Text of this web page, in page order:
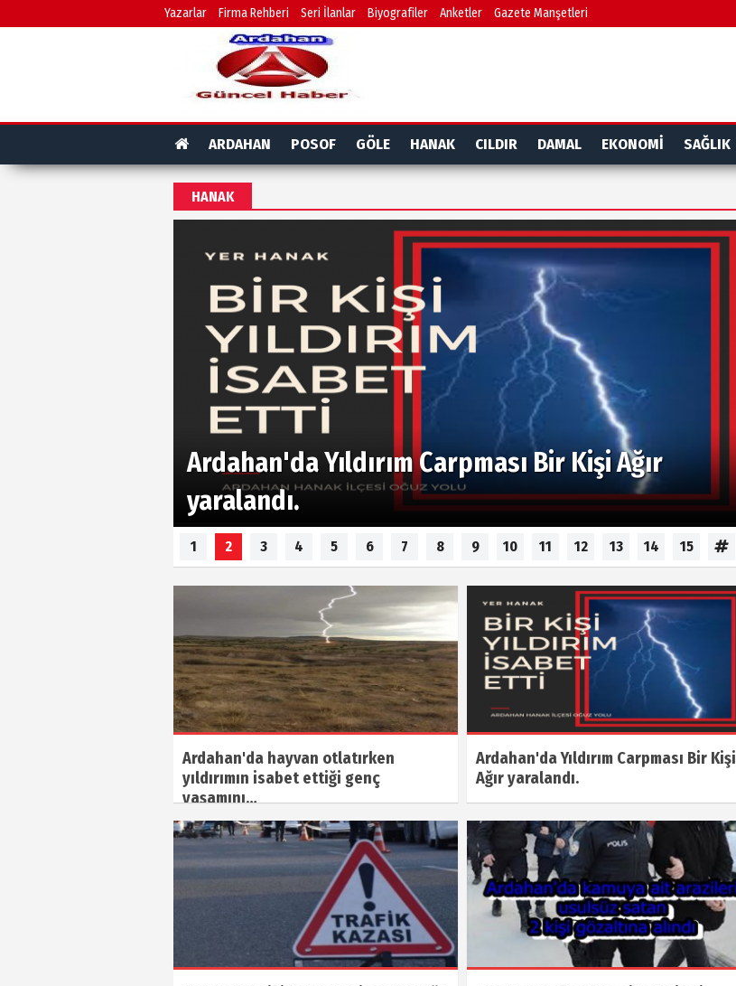
Yazarlar Firma Rehberi Seri İlanlar Biyografiler Anketler Gazete Manşetleri
ARDAHAN POSOF GÖLE HANAK CILDIR DAMAL EKONOMİ SAĞLIK
HANAK
Ardahan'da Yıldırım Carpması Bir Kişi Ağır
yaralandı.
1 2 3 4 5 6 7 8 9 10 11 12 13 14 15
Ardahan'da hayvan otlatırken
yıldırımın isabet ettiği genç
yaşamını…
Ardahan'da Yıldırım Carpması Bir Kişi
Ağır yaralandı.